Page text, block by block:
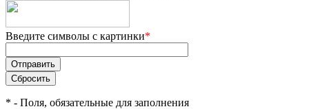
Введите символы с картинки*
* - Поля, обязательные для заполнения